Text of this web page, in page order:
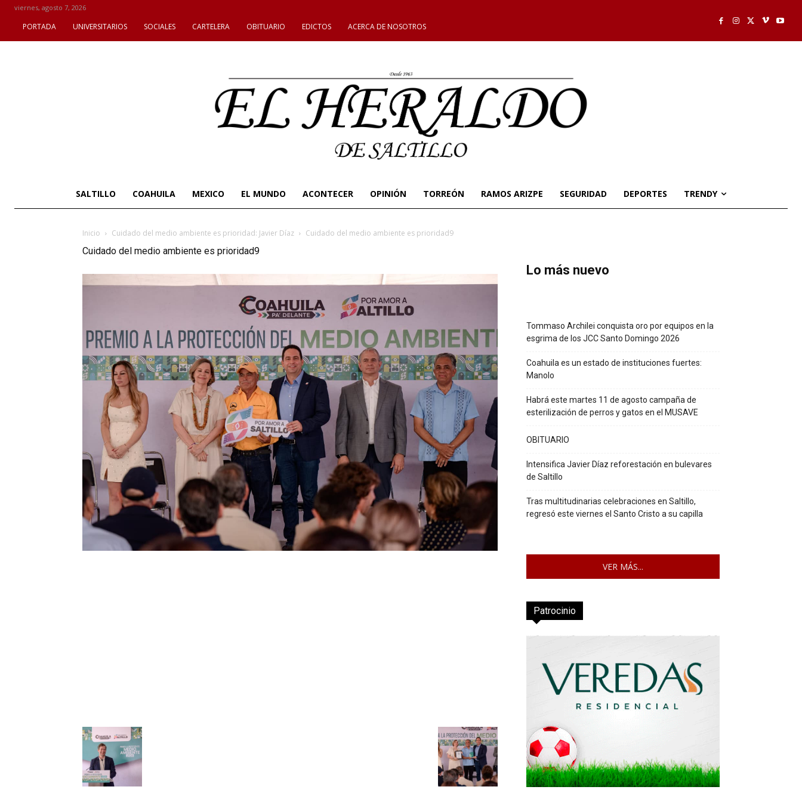
viernes, agosto 7, 2026
PORTADA UNIVERSITARIOS SOCIALES CARTELERA OBITUARIO EDICTOS ACERCA DE NOSOTROS
SALTILLO COAHUILA MEXICO EL MUNDO ACONTECER OPINIÓN TORREÓN RAMOS ARIZPE SEGURIDAD DEPORTES TRENDY
Inicio Cuidado del medio ambiente es prioridad: Javier Díaz Cuidado del medio ambiente es prioridad9
Cuidado del medio ambiente es prioridad9
Lo más nuevo
Tommaso Archilei conquista oro por equipos en la
esgrima de los JCC Santo Domingo 2026
Coahuila es un estado de instituciones fuertes:
Manolo
Habrá este martes 11 de agosto campaña de
esterilización de perros y gatos en el MUSAVE
OBITUARIO
Intensifica Javier Díaz reforestación en bulevares
de Saltillo
Tras multitudinarias celebraciones en Saltillo,
regresó este viernes el Santo Cristo a su capilla
VER MÁS...
Patrocinio